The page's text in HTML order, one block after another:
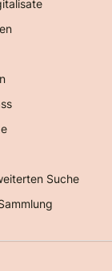
Suche